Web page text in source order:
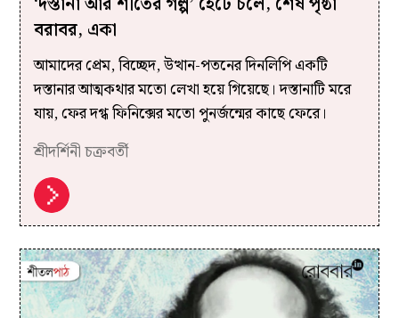
বরাবর, একা
আমাদের প্রেম, বিচ্ছেদ, উত্থান-পতনের দিনলিপি একটি
দস্তানার আত্মকথার মতো লেখা হয়ে গিয়েছে। দস্তানাটি মরে
যায়, ফের দগ্ধ ফিনিক্সের মতো পুনর্জন্মের কাছে ফেরে।
শ্রীদর্শিনী চক্রবর্তী